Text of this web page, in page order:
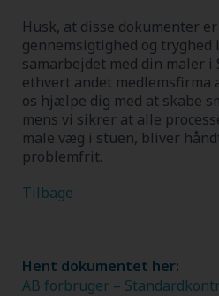
Husk, at disse dokumenter
gennemsigtighed og
samarbejdet med din maler
ethvert andet medlemsfirma
os hjælpe dig med at skabe
mens vi sikrer at alle
male væg i stuen, bliver
problemfrit.
Tilbage
Hent dokumentet her:
AB forbruger –